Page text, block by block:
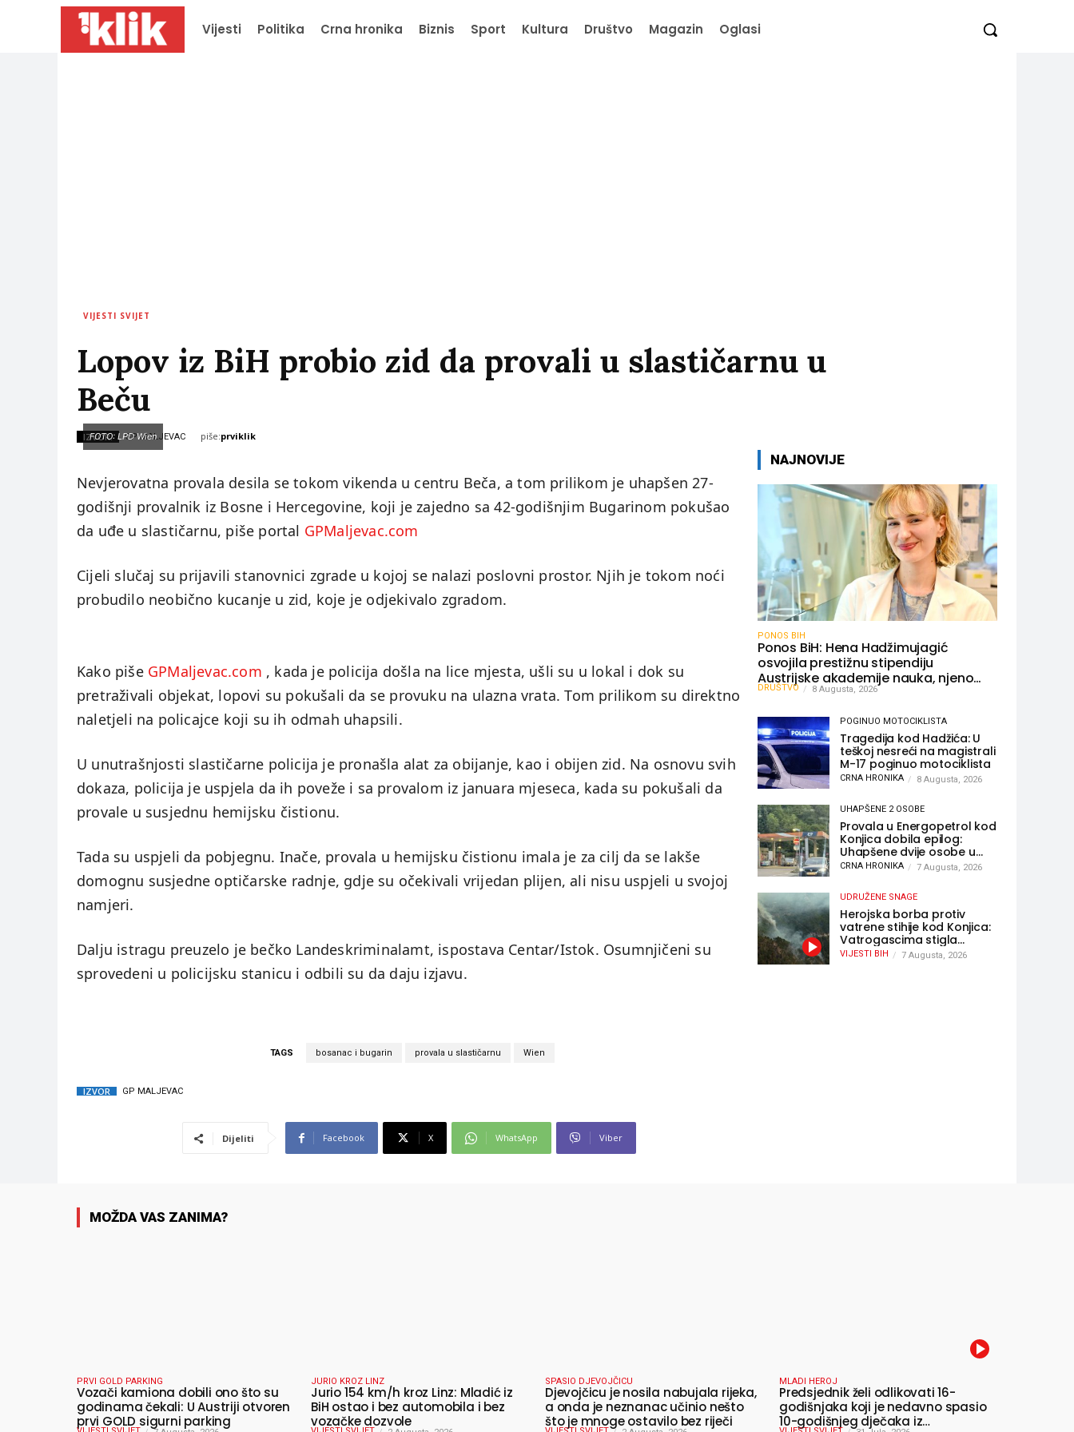
Vijesti Politika Crna hronika Biznis Sport Kultura Društvo Magazin Oglasi
VIJESTI SVIJET
Lopov iz BiH probio zid da provali u slastičarnu u
Beču
IZVOR: GP MALJEVAC piše:prviklik
FOTO: LPD Wien
Nevjerovatna provala desila se tokom vikenda u centru Beča, a tom prilikom je uhapšen 27-
godišnji provalnik iz Bosne i Hercegovine, koji je zajedno sa 42-godišnjim Bugarinom pokušao
da uđe u slastičarnu, piše portal GPMaljevac.com
Cijeli slučaj su prijavili stanovnici zgrade u kojoj se nalazi poslovni prostor. Njih je tokom noći
probudilo neobično kucanje u zid, koje je odjekivalo zgradom.
Kako piše GPMaljevac.com , kada je policija došla na lice mjesta, ušli su u lokal i dok su
pretraživali objekat, lopovi su pokušali da se provuku na ulazna vrata. Tom prilikom su direktno
naletjeli na policajce koji su ih odmah uhapsili.
U unutrašnjosti slastičarne policija je pronašla alat za obijanje, kao i obijen zid. Na osnovu svih
dokaza, policija je uspjela da ih poveže i sa provalom iz januara mjeseca, kada su pokušali da
provale u susjednu hemijsku čistionu.
Tada su uspjeli da pobjegnu. Inače, provala u hemijsku čistionu imala je za cilj da se lakše
domognu susjedne optičarske radnje, gdje su očekivali vrijedan plijen, ali nisu uspjeli u svojoj
namjeri.
Dalju istragu preuzelo je bečko Landeskriminalamt, ispostava Centar/Istok. Osumnjičeni su
sprovedeni u policijsku stanicu i odbili su da daju izjavu.
TAGS bosanac i bugarin provala u slastičarnu Wien
IZVOR GP MALJEVAC
Dijeliti Facebook X WhatsApp Viber
NAJNOVIJE
PONOS BIH
Ponos BiH: Hena Hadžimujagić
osvojila prestižnu stipendiju
Austrijske akademije nauka, njeno
istraživanje moglo bi pomoći djeci
DRUŠTVO 8 Augusta, 2026
POGINUO MOTOCIKLISTA
Tragedija kod Hadžića: U
teškoj nesreći na magistrali
M-17 poginuo motociklista
CRNA HRONIKA 8 Augusta, 2026
UHAPŠENE 2 OSOBE
Provala u Energopetrol kod
Konjica dobila epilog:
Uhapšene dvije osobe u
Čapljini i Jablanici
CRNA HRONIKA 7 Augusta, 2026
UDRUŽENE SNAGE
Herojska borba protiv
vatrene stihije kod Konjica:
Vatrogascima stigla
pomoć iz Sarajeva,
helikopteri i Air Tractori
VIJESTI BIH 7 Augusta, 2026
MOŽDA VAS ZANIMA?
PRVI GOLD PARKING
Vozači kamiona dobili ono što su
godinama čekali: U Austriji otvoren
prvi GOLD sigurni parking
JURIO KROZ LINZ
Jurio 154 km/h kroz Linz: Mladić iz
BiH ostao i bez automobila i bez
vozačke dozvole
SPASIO DJEVOJČICU
Djevojčicu je nosila nabujala rijeka,
a onda je neznanac učinio nešto
što je mnoge ostavilo bez riječi
MLADI HEROJ
Predsjednik želi odlikovati 16-
godišnjaka koji je nedavno spasio
10-godišnjeg dječaka iz